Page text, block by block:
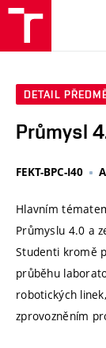
DETAIL
Průmysl
FEKT-BPC-I40
Hlavním
Průmyslu 4.0 a
Studenti kromě
průběhu
robotických
zprovozněním